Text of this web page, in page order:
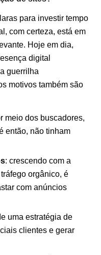
para investir tempo
com certeza, está em
Hoje em dia,
digital
guerrilha
motivos também são
meio dos buscadores,
então, não tinham
: crescendo com a
orgânico, é
com anúncios
uma estratégia de
clientes e gerar